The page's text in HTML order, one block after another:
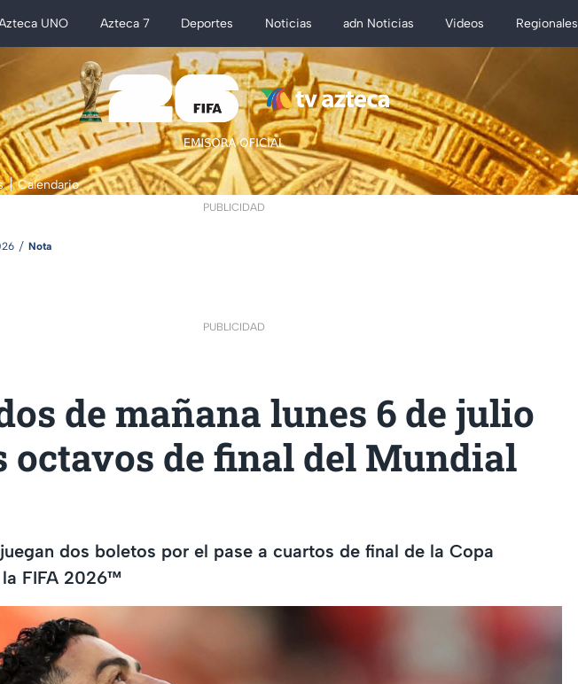
UNO Azteca 7 Deportes Noticias adn Noticias Videos Regionales
Calendario
PUBLICIDAD
Nota
PUBLICIDAD
de mañana lunes 6 de julio
octavos de final del Mundial
dos boletos por el pase a cuartos de final de la Copa
FIFA 2026™